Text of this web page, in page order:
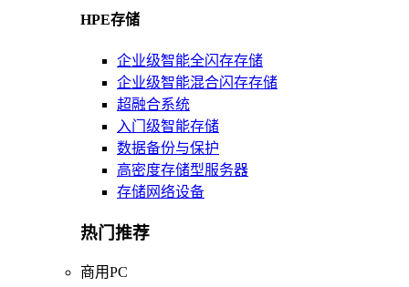
HPE存储
企业级智能全闪存存储
企业级智能混合闪存存储
超融合系统
入门级智能存储
数据备份与保护
高密度存储型服务器
存储网络设备
热门推荐
商用PC